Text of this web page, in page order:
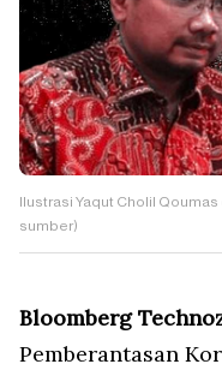
Ilustrasi Yaqut Cholil
sumber)
Bloomberg
Pemberantasan